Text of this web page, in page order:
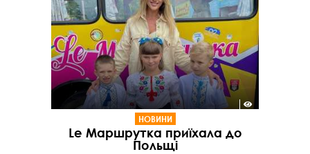
НОВИНИ
Le Маршрутка приїхала до
Польщі